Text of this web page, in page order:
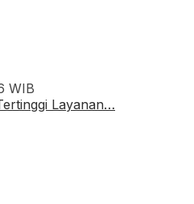
WIB
Layanan…